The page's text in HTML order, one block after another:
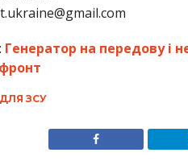
Генератор на передову і
ЗСУ